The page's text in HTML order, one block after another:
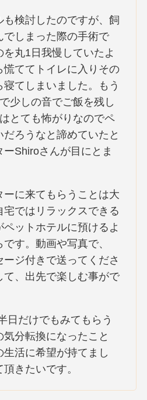
検討したのですが、飼
でしまった際の手術で
丸1日我慢していたよ
慌ててトイレに入りその
てしまいました。もう
少しの音でご飯を残し
とても怖がりなのでペ
ろうなと諦めていたと
Shiroさんが目にとま
に来てもらうことは大
ではリラックスできる
ペットホテルに預けるよ
す。動画や写真で、
ジ付きで送ってくださ
て、出先で楽しむ事がで
日だけでもみてもらう
分転換になったこと
活に希望が持てまし
きたいです。